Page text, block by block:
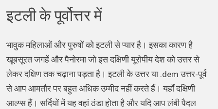
इटली के पूर्वोत्तर में
भावुक महिलाओं और पुरुषों को इटली से प्यार है। इसका कारण है
खूबसूरत जगहें और पैनोरमा जो इस दक्षिणी यूरोपीय देश को उत्तर से
लेकर दक्षिण तक चढ़ाना पड़ता है। इटली के उत्तर या .dem उत्तर-पूर्व
से आप आमतौर पर बहुत अधिक उम्मीद नहीं करते हैं। यहाँ दक्षिणी
आल्प्स हैं। सर्दियों में यह वहां ठंडा होता है और यदि आप लंबी पैदल